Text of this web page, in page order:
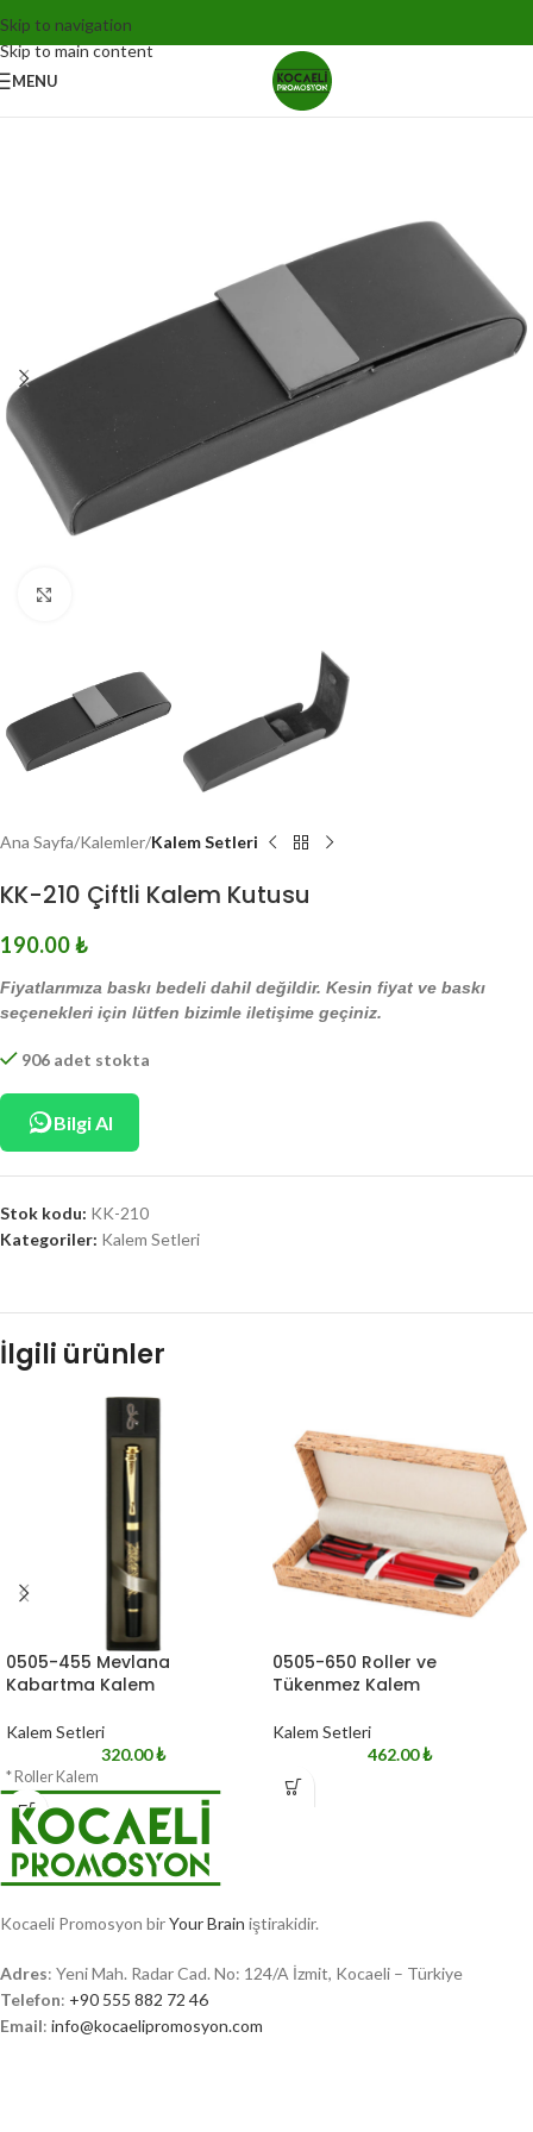
Skip to navigation
Skip to main content
MENU
Ana Sayfa Kalemler Kalem Setleri
KK-210 Çiftli Kalem Kutusu
190.00₺
Fiyatlarımıza baskı bedeli dahil değildir. Kesin fiyat ve baskı
seçenekleri için lütfen bizimle iletişime geçiniz.
906 adet stokta
Bilgi Al
Stok kodu: KK-210
Kategoriler: Kalem Setleri
İlgili ürünler
0505-455 Mevlana
Kabartma Kalem
Kalem Setleri
320.00₺
* Roller Kalem
0505-650 Roller ve
Tükenmez Kalem
Kalem Setleri
462.00₺
Kocaeli Promosyon birYour Brain iştirakidir.
Adres: Yeni Mah. Radar Cad. No: 124/A İzmit, Kocaeli – Türkiye
Telefon: +90 555 882 72 46
Email: info@kocaelipromosyon.com